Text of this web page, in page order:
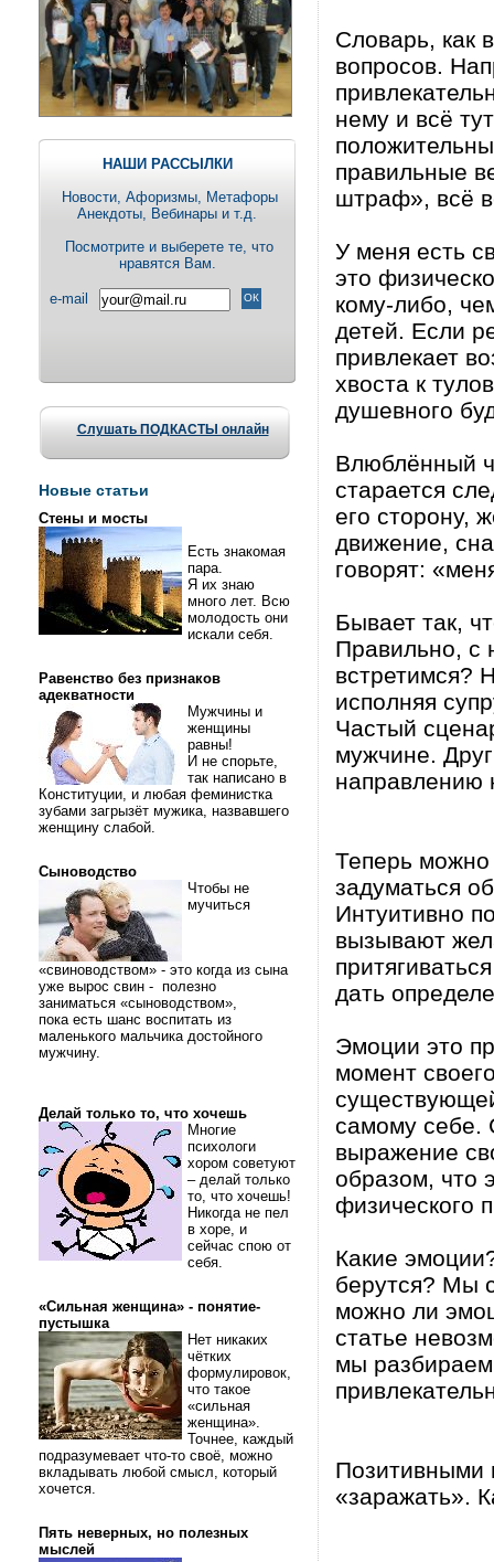
НАШИ РАССЫЛКИ
Новости, Aфоризмы, Метафоры
Анекдоты, Вебинары и т.д.
Посмотрите и выберете те, что
нравятся Вам.
e-mail
Слушать ПОДКАСТЫ онлайн
Новые статьи
Стены и мосты
Есть знакомая
пара.
Я их знаю
много лет. Всю
молодость они
искали себя.
Равенство без признаков
адекватности
Мужчины и
женщины
равны!
И не спорьте,
так написано в
Конституции, и любая феминистка
зубами загрызёт мужика, назвавшего
женщину слабой.
Сыноводство
Чтобы не
мучиться
«свиноводством» - это когда из сына
уже вырос свин - полезно
заниматься «сыноводством»,
пока есть шанс воспитать из
маленького мальчика достойного
мужчину.
Делай только то, что хочешь
Многие
психологи
хором советуют
– делай только
то, что хочешь!
Никогда не пел
в хоре, и
сейчас спою от
себя.
«Сильная женщина» - понятие-
пустышка
Нет никаких
чётких
формулировок,
что такое
«сильная
женщина».
Точнее, каждый
подразумевает что-то своё, можно
вкладывать любой смысл, который
хочется.
Пять неверных, но полезных
мыслей
Словарь, как
вопросов.
нему и всё
правильные
штраф», всё
У меня есть
это
кому-либо,
детей. Если
привлекает
хвоста к
душевного
Влюблённый
старается
его сторону,
движение,
говорят:
Бывает так,
Правильно, с
встретимся?
исполняя
Частый
мужчине.
направлению
Теперь можно
задуматься
Интуитивно
вызывают
дать
Эмоции это
момент
самому себе.
выражение
образом, что
физического
Какие
берутся? Мы
можно ли
статье
мы
Позитивными
«заражать».